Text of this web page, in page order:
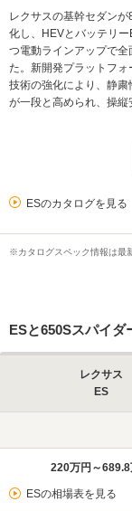
レクサスの基幹セダンが
化し、HEVとバッテリー
つ電動ラインアップで全
た。新開発プラットフォ
技術の強化により、静粛
が一段と高められ、操
ESのカタログを見る
※カタログスペック情報は最
ESと650Sスパイダ
レクサス
ES
220万円～689.8
ESの相場表を見る